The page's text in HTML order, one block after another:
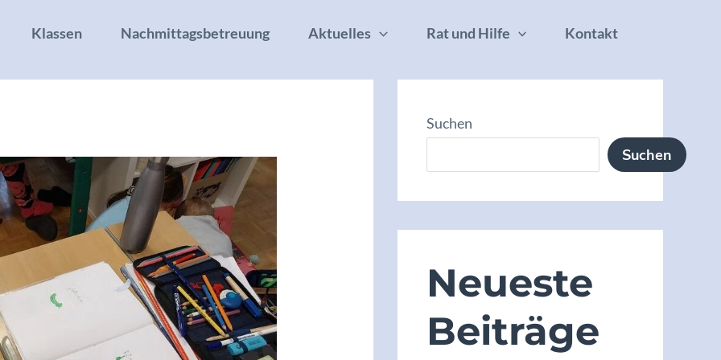
Klassen Nachmittagsbetreuung Aktuelles Rat und Hilfe Kontakt
Suchen
Suchen
Neueste
Beiträge